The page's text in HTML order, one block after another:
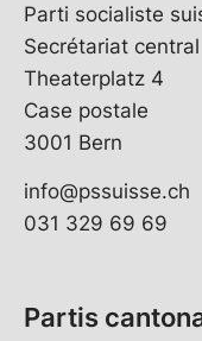
Parti socialiste
Secrétariat central
Theaterplatz 4
Case postale
3001 Bern
info@pssuisse.ch
031 329 69 69
Partis